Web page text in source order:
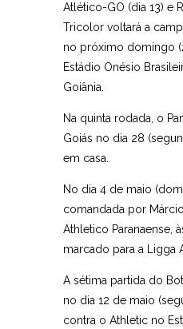
Atlético-GO (dia 13) e
Tricolor voltará a
no próximo domingo
Estádio Onésio
Goiânia.
Na quinta rodada, o
Goiás no dia 28
em casa.
No dia 4 de maio
comandada por
Athletico Paranaense,
marcado para a Ligga
A sétima partida do
no dia 12 de maio
contra o Athletic no